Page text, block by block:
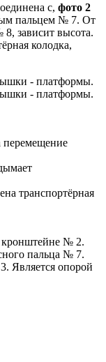
с, фото 2
пальцем № 7. От
зависит высота.
колодка,
- платформы.
- платформы.
перемещение
транспортёрная
кронштейне № 2.
пальца № 7.
Является опорой